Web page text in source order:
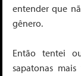
entender que
gênero.
Então tentei
sapatonas